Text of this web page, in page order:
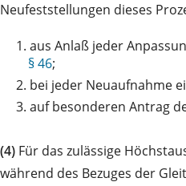
Neufeststellungen dieses
1. aus Anlaß jeder
§ 46;
2. bei jeder Neuaufnahme
3. auf besonderen Antrag
(4) Für das zulässige
während des Bezuges der